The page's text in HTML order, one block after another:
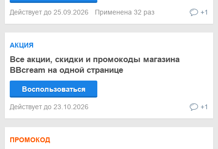
Действует до 25.09.2026 Применена 32 раз +1
АКЦИЯ
Все акции, скидки и промокоды магазина
BBcream на одной странице
Воспользоваться
Действует до 23.10.2026 +1
ПРОМОКОД